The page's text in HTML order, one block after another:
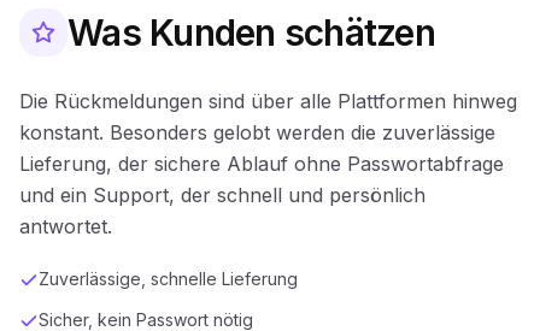
Was Kunden schätzen
Die Rückmeldungen sind über alle Plattformen hinweg
konstant. Besonders gelobt werden die zuverlässige
Lieferung, der sichere Ablauf ohne Passwortabfrage
und ein Support, der schnell und persönlich
antwortet.
Zuverlässige, schnelle Lieferung
Sicher, kein Passwort nötig